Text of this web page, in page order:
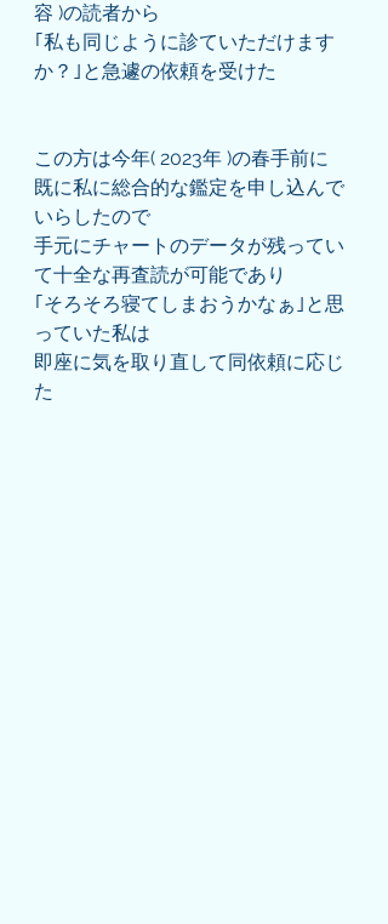
容 )の読者から
｢私も同じように診ていただけます
か？｣と急遽の依頼を受けた
この方は今年( 2023年 )の春手前に
既に私に総合的な鑑定を申し込んで
いらしたので
手元にチャートのデータが残ってい
て十全な再査読が可能であり
｢そろそろ寝てしまおうかなぁ｣と思
っていた私は
即座に気を取り直して同依頼に応じ
た